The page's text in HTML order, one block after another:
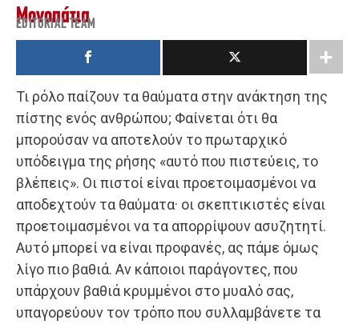
Μονοπάτια
EDITORIAL TEAM
Τι ρόλο παίζουν τα θαύματα στην ανάκτηση της
πίστης ενός ανθρώπου; Φαίνεται ότι θα
μπορούσαν να αποτελούν το πρωταρχικό
υπόδειγμα της ρήσης «αυτό που πιστεύεις, το
βλέπεις». Οι πιστοί είναι προετοιμασμένοι να
αποδεχτούν τα θαύματα· οι σκεπτικιστές είναι
προετοιμασμένοι να τα απορρίψουν ασυζητητί.
Αυτό μπορεί να είναι προφανές, ας πάμε όμως
λίγο πιο βαθιά. Αν κάποιοι παράγοντες, που
υπάρχουν βαθιά κρυμμένοι στο μυαλό σας,
υπαγορεύουν τον τρόπο που συλλαμβάνετε τα